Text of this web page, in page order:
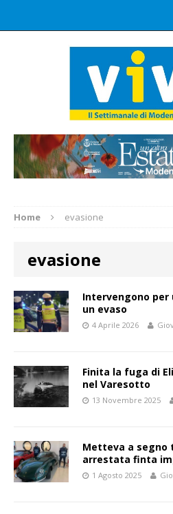
Home evasione
evasione
Intervengono per
un evaso
4 Aprile 2026
Finita la fuga di
nel Varesotto
13 Novembre 2025
Metteva a segno
arrestata finta
1 Agosto 2025